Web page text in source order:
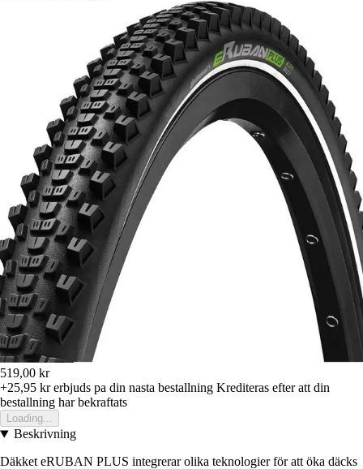
519,00 kr
+25,95 krerbjuds pa din nasta bestallning Krediteras efter att din
bestallning har bekraftats
Loading...
Beskrivning
Däkket eRUBAN PLUS integrerar olika teknologier för att öka däcks